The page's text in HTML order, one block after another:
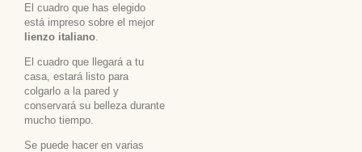
El cuadro que has elegido
está impreso sobre el mejor
lienzo italiano
El cuadro que llegará a tu
casa, estará listo para
colgarlo a la pared y
conservará su belleza durante
mucho tiempo.
Se puede hacer en varias